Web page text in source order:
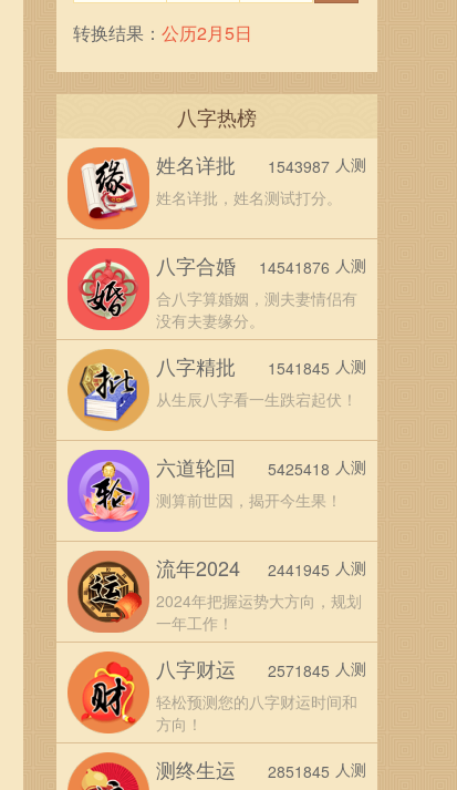
转换结果： 公历2月5日
八字热榜
姓名详批
姓名详批，姓名测试打分。
1543987 人测
八字合婚
合八字算婚姻，测夫妻情侣有
没有夫妻缘分。
14541876 人测
八字精批
从生辰八字看一生跌宕起伏！
1541845 人测
六道轮回
测算前世因，揭开今生果！
5425418 人测
流年2024
2024年把握运势大方向，规划
一年工作！
2441945 人测
八字财运
轻松预测您的八字财运时间和
方向！
2571845 人测
测终生运 2851845 人测